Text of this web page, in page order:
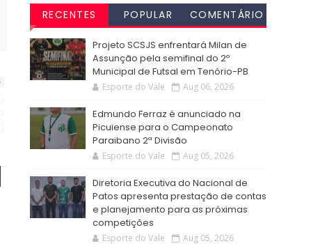
RECENTES POPULAR
COMENTÁRIO
Projeto SCSJS enfrentará Milan de
Assunção pela semifinal do 2º
Municipal de Futsal em Tenório-PB
Esporte do Vale Aug 06, 2026
Edmundo Ferraz é anunciado na
Picuiense para o Campeonato
Paraibano 2ª Divisão
Esporte do Vale Aug 05, 2026
Diretoria Executiva do Nacional de
Patos apresenta prestação de contas
e planejamento para as próximas
competições
Esporte do Vale Aug 05, 2026